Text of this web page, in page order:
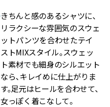
きちんと感のあるシャツに、
リラクシーな雰囲気のスウェ
ットパンツを合わせたテイ
ストMIXスタイル。スウェッ
ト素材でも細身のシルエット
なら、キレイめに仕上がりま
す。足元はヒールを合わせて、
女っぽく着こなして。